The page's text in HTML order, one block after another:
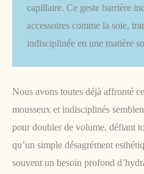
capillaire. Ce geste barrière
accessoires comme la soie,
indisciplinée en une matière
Nous avons toutes déjà affronté
mousseux et indisciplinés
pour doubler de volume, défiant
qu’un simple désagrément
souvent un besoin profond